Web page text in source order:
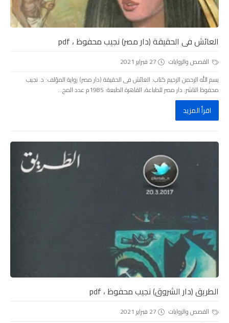
العائش فى الحقيقة (دار مصر) نجيب محفوظ ، pdf
القصص والروايات
27 فبراير 2021
بسم الله الرحمن الرحيم كتاب: العائش فى الحقيقة (دار مصر) رواية المؤلف: د. نجيب
محفوظ الناشر: دار مصر للطباعة، القاهرة الطبعة: 1985م عدد المج...
اقرأ المزيد
الطريق (دار الشروق) نجيب محفوظ ، pdf
القصص والروايات
27 فبراير 2021